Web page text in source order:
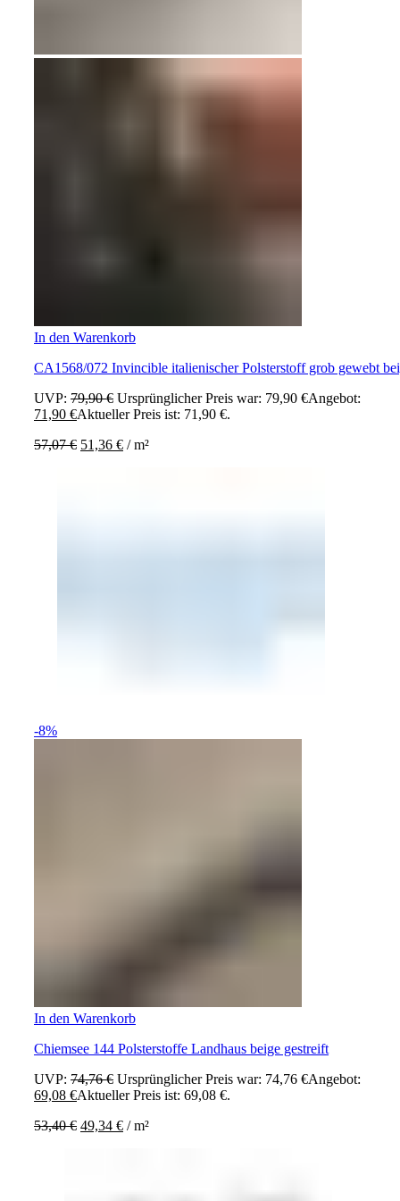
In den Warenkorb
CA1568/072 Invincible italienischer Polsterstoff grob gewebt
UVP: 79,90€ Ursprünglicher Preis war: 79,90 €Angebot:
71,90 €Aktueller Preis ist: 71,90 €.
57,07€ 51,36 € /m²
-8%
In den Warenkorb
Chiemsee 144 Polsterstoffe Landhaus beige gestreift
UVP: 74,76€ Ursprünglicher Preis war: 74,76 €Angebot:
69,08 €Aktueller Preis ist: 69,08 €.
53,40€ 49,34 € /m²